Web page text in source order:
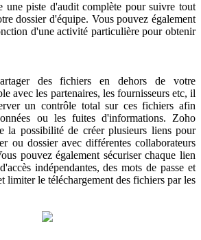
une piste d'audit complète pour suivre tout
dossier d'équipe. Vous pouvez également
d'une activité particulière pour obtenir
des fichiers en dehors de votre
avec les partenaires, les fournisseurs etc, il
un contrôle total sur ces fichiers afin
ou les fuites d'informations. Zoho
la possibilité de créer plusieurs liens pour
ou dossier avec différentes collaborateurs
pouvez également sécuriser chaque lien
indépendantes, des mots de passe et
limiter le téléchargement des fichiers par les